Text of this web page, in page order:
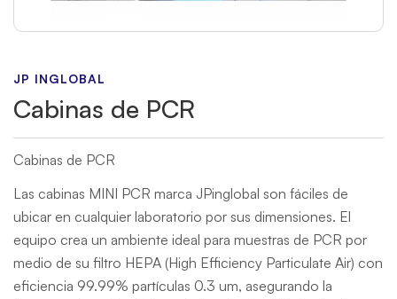
JP INGLOBAL
Cabinas de PCR
Cabinas de PCR
Las cabinas MINI PCR marca JPinglobal son fáciles de
ubicar en cualquier laboratorio por sus dimensiones. El
equipo crea un ambiente ideal para muestras de PCR por
medio de su filtro HEPA (High Efficiency Particulate Air) con
eficiencia 99.99% partículas 0.3 um, asegurando la